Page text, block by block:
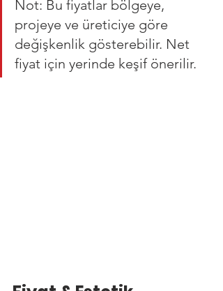
Not: Bu fiyatlar bölgeye,
projeye ve üreticiye göre
değişkenlik gösterebilir. Net
fiyat için yerinde keşif önerilir.